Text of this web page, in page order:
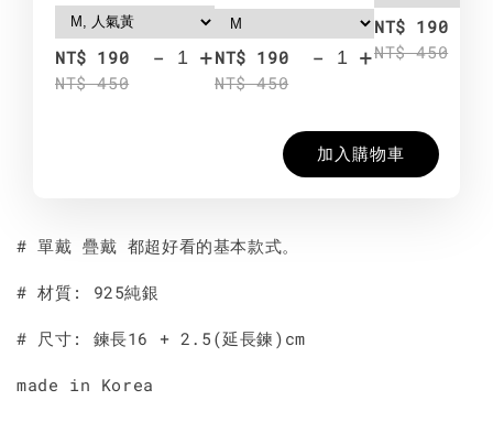
NT$ 190
NT$ 450
- +NT$ 190
NT$ 450
- +
NT$ 190
NT$ 450
加入購物車
# 單戴 疊戴 都超好看的基本款式。
# 材質: 925純銀
# 尺寸: 鍊長16 + 2.5(延長鍊)cm
made in Korea